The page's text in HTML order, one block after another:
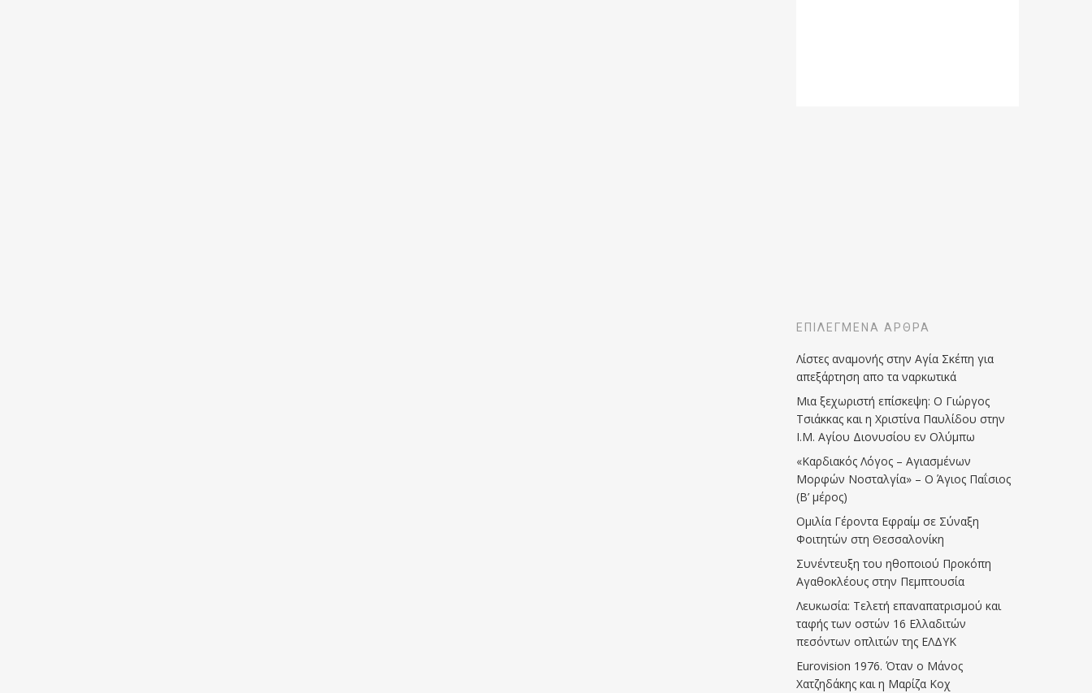
ΕΠΙΛΕΓΜΈΝΑ ΆΡΘΡΑ
Λίστες αναμονής στην Αγία Σκέπη για
απεξάρτηση απο τα ναρκωτικά
Μια ξεχωριστή επίσκεψη: Ο Γιώργος
Τσιάκκας και η Χριστίνα Παυλίδου στην
Ι.Μ. Αγίου Διονυσίου εν Ολύμπω
«Καρδιακός Λόγος – Αγιασμένων
Μορφών Νοσταλγία» – Ο Άγιος Παΐσιος
(Β’ μέρος)
Ομιλία Γέροντα Εφραίμ σε Σύναξη
Φοιτητών στη Θεσσαλονίκη
Συνέντευξη του ηθοποιού Προκόπη
Αγαθοκλέους στην Πεμπτουσία
Λευκωσία: Τελετή επαναπατρισμού και
ταφής των οστών 16 Ελλαδιτών
πεσόντων οπλιτών της ΕΛΔΥΚ
Eurovision 1976. Όταν ο Μάνος
Χατζηδάκης και η Μαρίζα Κοχ